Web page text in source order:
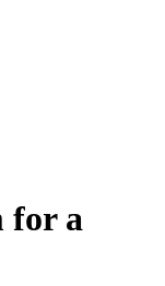
for a